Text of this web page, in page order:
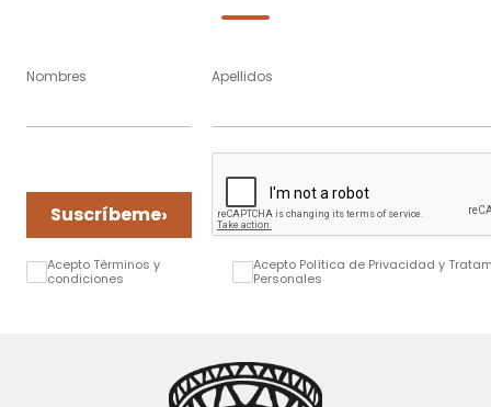
Nombres Apellidos
Suscríbeme›
Acepto Términos y
condiciones
Acepto Política de Privacidad y
Personales